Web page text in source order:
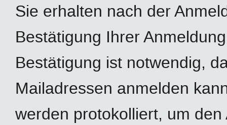
Sie erhalten nach der
Bestätigung Ihrer
Bestätigung ist notwendig,
Mailadressen anmelden
werden protokolliert, um